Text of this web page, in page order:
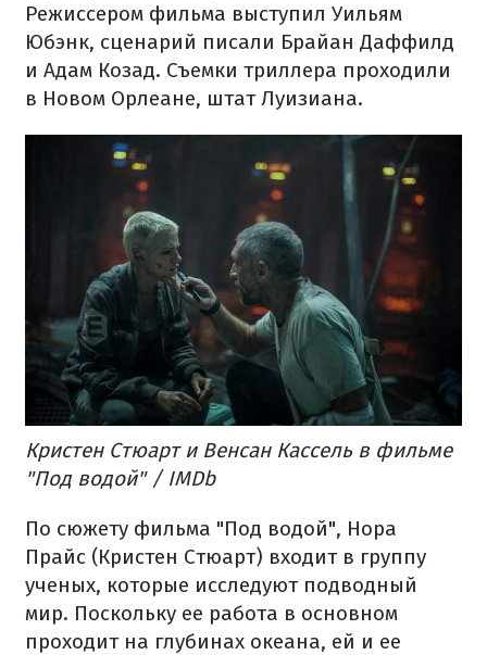
Режиссером фильма выступил Уильям
Юбэнк, сценарий писали Брайан Даффилд
и Адам Козад. Съемки триллера проходили
в Новом Орлеане, штат Луизиана.
Кристен Стюарт и Венсан Кассель в фильме
"Под водой" / IMDb
По сюжету фильма "Под водой", Нора
Прайс (Кристен Стюарт) входит в группу
ученых, которые исследуют подводный
мир. Поскольку ее работа в основном
проходит на глубинах океана, ей и ее